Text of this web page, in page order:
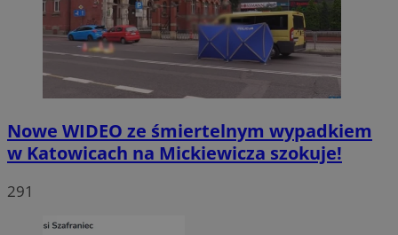
Nowe WIDEO ze śmiertelnym wypadkiem
w Katowicach na Mickiewicza szokuje!
291